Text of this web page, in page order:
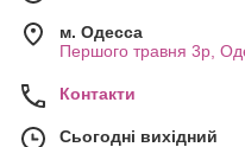
м. Одесса
Першого травня 3р,
Контакти
Сьогодні вихідний